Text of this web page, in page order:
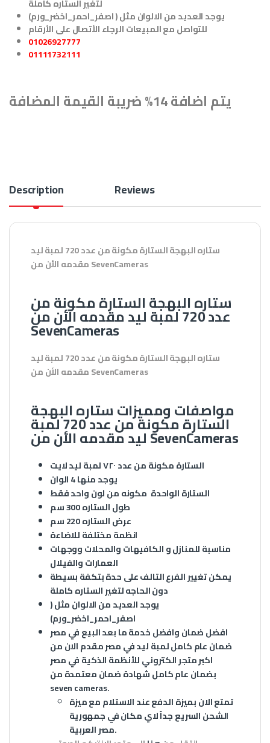
يوجد العديد من الالوان مثل ( اصفر_احمر_اخضر_ورم)
01026927777
01111732111
يتم اضافة 14% ضريبة القيمة المضافة
Description Reviews
ستاره البهجة الستارة مكونة من عدد 720 لمبة ليد
مقدمه الأن من SevenCameras
ستاره البهجة الستارة مكونة من
عدد 720 لمبة ليد مقدمه الأن من
SevenCameras
ستاره البهجة الستارة مكونة من عدد 720 لمبة ليد
مقدمه الأن من SevenCameras
مواصفات ومميزات ستاره البهجة
الستارة مكونة من عدد 720 لمبة
ليد مقدمه الأن من SevenCameras
الستارة مكونة من عدد ٧٢٠ لمبة ليد لايت
يوجد منها 4 الوان
الستارة الواحدة مكونه من لون واحد فقط
طول الستاره 300 سم
عرض الستاره 220 سم
انظمة مختلفة للاضاءة
مناسبة للمنازل و الكافيهات والمحلات ووجهات
العمارات والفيلال
يمكن تغيير الفرع التالف على حدة بتكفة بسيطة
دون الحاجه لتغير الستاره كاملة
يوجد العديد من الالوان مثل (
اصفر_احمر_اخضر_ورم)
افضل ضمان وافضل خدمة ما بعد البيع في مصر
ضمان عام كامللمبة ليدفي مصر مقدم الان من
اكبر متجر الكتروني للأنظمة الذكية في مصر
بضمان عام كامل شهادة ضمان معتمدة من
seven cameras.
تمتع الان بميزة الدفع عند الاستلام مع ميزة
الشحن السريع جداً لاي مكان في جمهورية
مصر العربية.